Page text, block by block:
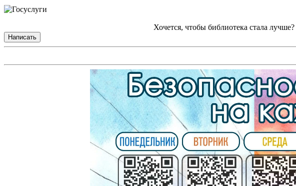
Хочется, чтобы библиотека стала лучше?
Написать